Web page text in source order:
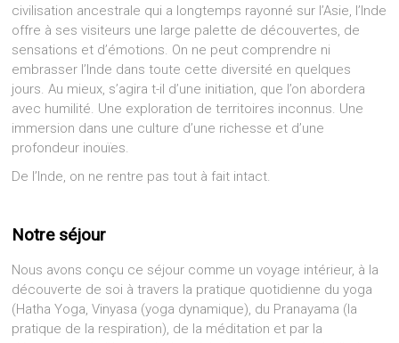
civilisation ancestrale qui a longtemps rayonné sur l’Asie, l’Inde
offre à ses visiteurs une large palette de découvertes, de
sensations et d’émotions. On ne peut comprendre ni
embrasser l’Inde dans toute cette diversité en quelques
jours. Au mieux, s’agira t-il d’une initiation, que l’on abordera
avec humilité. Une exploration de territoires inconnus. Une
immersion dans une culture d’une richesse et d’une
profondeur inouïes.
De l’Inde, on ne rentre pas tout à fait intact.
Notre séjour
Nous avons conçu ce séjour comme un voyage intérieur, à la
découverte de soi à travers la pratique quotidienne du yoga
(Hatha Yoga, Vinyasa (yoga dynamique), du Pranayama (la
pratique de la respiration), de la méditation et par la